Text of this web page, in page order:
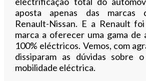
aposta apenas das marcas
Renault-Nissan. E a Renault
marca a oferecer uma gama de
100% eléctricos. Vemos, com
dissiparam as dúvidas sobre
mobilidade eléctrica.